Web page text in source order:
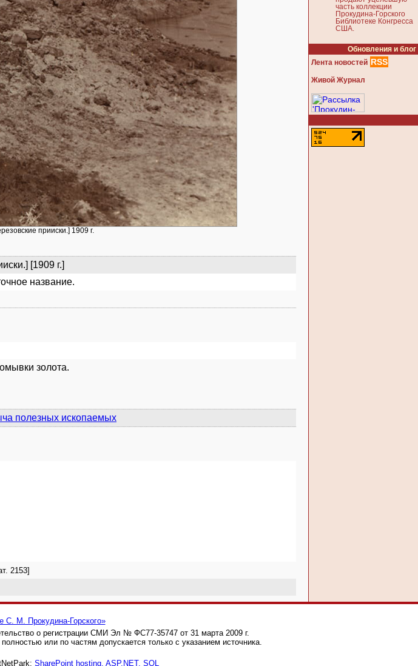
прииски.] 1909 г.
[1909 г.]
название.
золота.
полезных ископаемых
2153]
часть коллекции
Прокудина-Горского
Библиотеке Конгресса
США.
Обновления и блог
Лента новостей RSS
Живой Журнал
С. М. Прокудина-Горского»
о регистрации СМИ Эл № ФС77-35747 от 31 марта 2009 г.
или по частям допускается только с указанием источника.
SharePoint hosting, ASP.NET, SQL